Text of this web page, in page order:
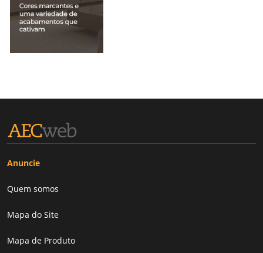
Anuncie
Quem somos
Mapa do Site
Mapa de Produto